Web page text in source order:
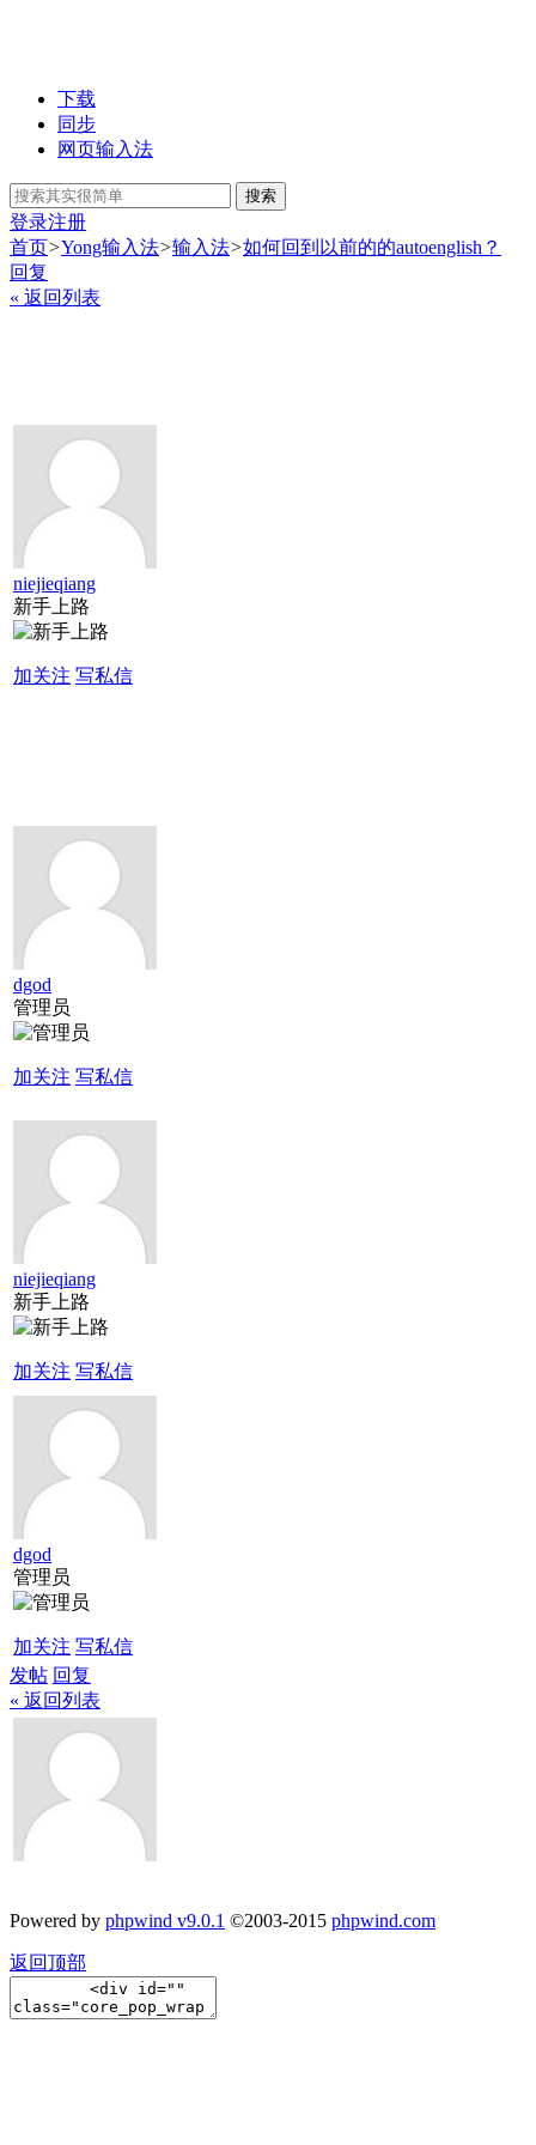
下载
同步
网页输入法
搜索
登录注册
首页>Yong输入法>输入法>如何回到以前的的autoenglish？
回复
« 返回列表
niejieqiang
新手上路
加关注 写私信
dgod
管理员
加关注 写私信
niejieqiang
新手上路
加关注 写私信
dgod
管理员
加关注 写私信
发帖 回复
« 返回列表
Powered by phpwind v9.0.1 ©2003-2015 phpwind.com
返回顶部